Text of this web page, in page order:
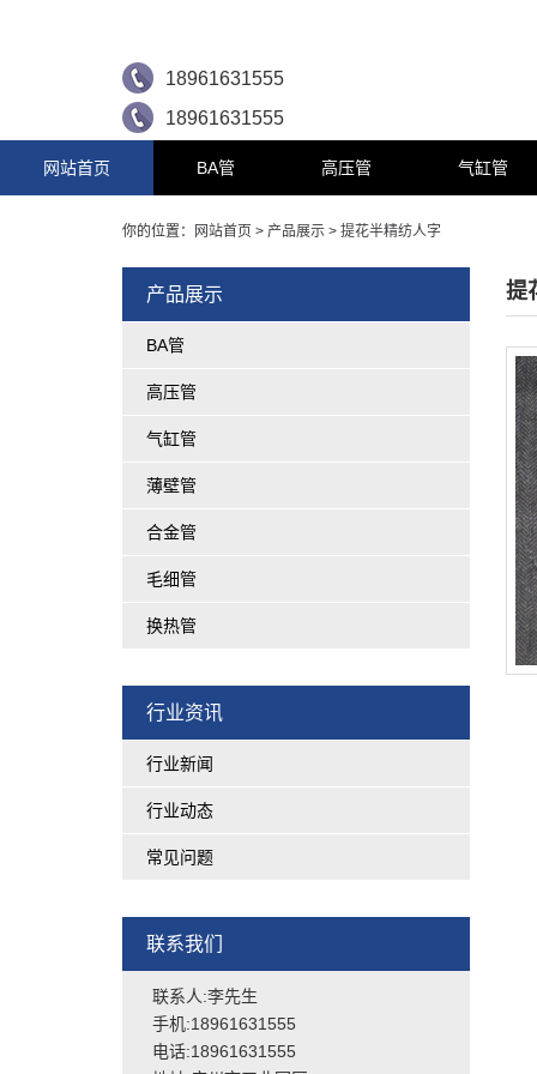
18961631555
18961631555
网站首页 BA管 高压管 气缸管
你的位置： 网站首页 > 产品展示 > 提花半精纺人字
产品展示
BA管
高压管
气缸管
薄壁管
合金管
毛细管
换热管
行业资讯
行业新闻
行业动态
常见问题
联系我们
联系人:李先生
手机:18961631555
电话:18961631555
提